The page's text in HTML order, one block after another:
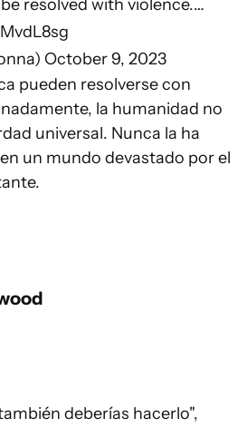
resolved with violence.…
October 9, 2023
pueden resolverse con
la humanidad no
universal. Nunca la ha
un mundo devastado por el
deberías hacerlo",